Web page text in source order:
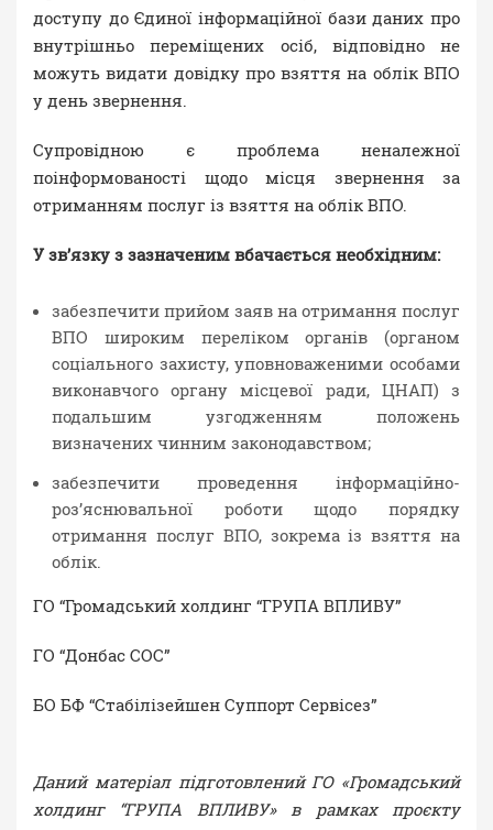
доступу до Єдиної інформаційної бази даних про
внутрішньо переміщених осіб, відповідно не
можуть видати довідку про взяття на облік ВПО
у день звернення.
Супровідною є проблема
неналежної
поінформованості щодо місця звернення за
отриманням послуг із взяття на облік ВПО.
У зв’язку з зазначеним вбачається необхідним:
забезпечити прийом заяв на отримання послуг
ВПО широким переліком органів (органом
соціального захисту, уповноваженими особами
виконавчого органу місцевої ради, ЦНАП) з
подальшим узгодженням положень
визначених чинним законодавством;
забезпечити проведення інформаційно-
роз’яснювальної роботи щодо порядку
отримання послуг ВПО, зокрема із взяття на
облік.
ГО “Громадський холдинг “ГРУПА ВПЛИВУ”
ГО “Донбас СОС”
БО БФ “Стабілізейшен Суппорт Сервісез”
Даний матеріал підготовлений ГО «Громадський
холдинг “ГРУПА ВПЛИВУ» в рамках проєкту